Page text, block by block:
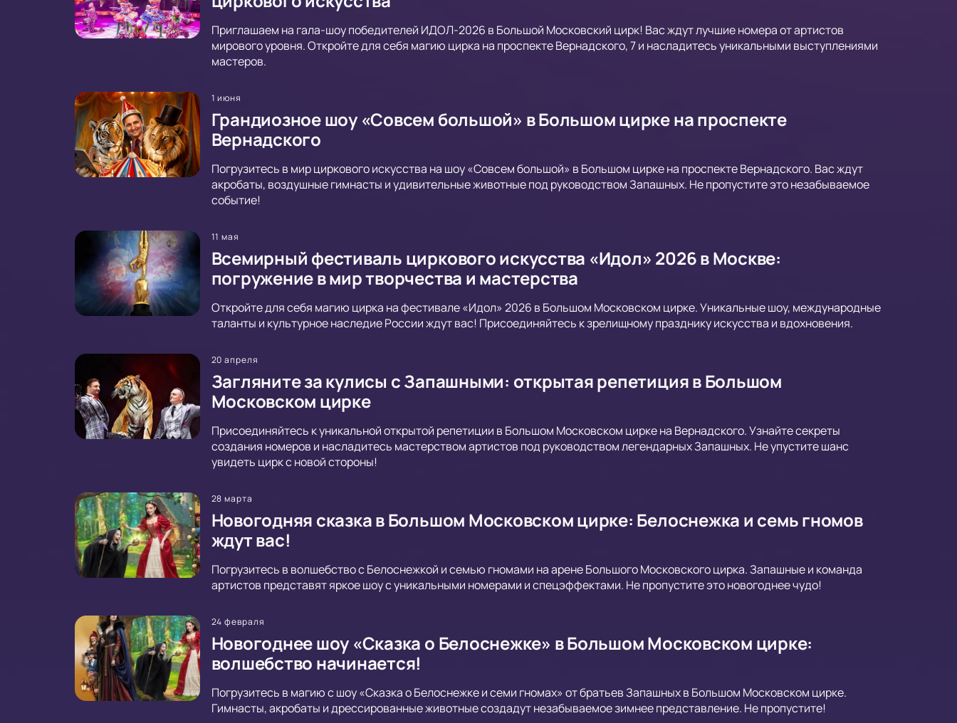
Приглашаем на гала-шоу победителей ИДОЛ-2026 в Большой Московский цирк! Вас ждут лучшие номера от артистов
мирового уровня. Откройте для себя магию цирка на проспекте Вернадского, 7 и насладитесь уникальными выступлениями
мастеров.
1 июня
Грандиозное шоу «Совсем большой» в Большом цирке на проспекте
Вернадского
Погрузитесь в мир циркового искусства на шоу «Совсем большой» в Большом цирке на проспекте Вернадского. Вас ждут
акробаты, воздушные гимнасты и удивительные животные под руководством Запашных. Не пропустите это незабываемое
событие!
11 мая
Всемирный фестиваль циркового искусства «Идол» 2026 в Москве:
погружение в мир творчества и мастерства
Откройте для себя магию цирка на фестивале «Идол» 2026 в Большом Московском цирке. Уникальные шоу, международные
таланты и культурное наследие России ждут вас! Присоединяйтесь к зрелищному празднику искусства и вдохновения.
20 апреля
Загляните за кулисы с Запашными: открытая репетиция в Большом
Московском цирке
Присоединяйтесь к уникальной открытой репетиции в Большом Московском цирке на Вернадского. Узнайте секреты
создания номеров и насладитесь мастерством артистов под руководством легендарных Запашных. Не упустите шанс
увидеть цирк с новой стороны!
28 марта
Новогодняя сказка в Большом Московском цирке: Белоснежка и семь гномов
ждут вас!
Погрузитесь в волшебство с Белоснежкой и семью гномами на арене Большого Московского цирка. Запашные и команда
артистов представят яркое шоу с уникальными номерами и спецэффектами. Не пропустите это новогоднее чудо!
24 февраля
Новогоднее шоу «Сказка о Белоснежке» в Большом Московском цирке:
волшебство начинается!
Погрузитесь в магию с шоу «Сказка о Белоснежке и семи гномах» от братьев Запашных в Большом Московском цирке.
Гимнасты, акробаты и дрессированные животные создадут незабываемое зимнее представление. Не пропустите!